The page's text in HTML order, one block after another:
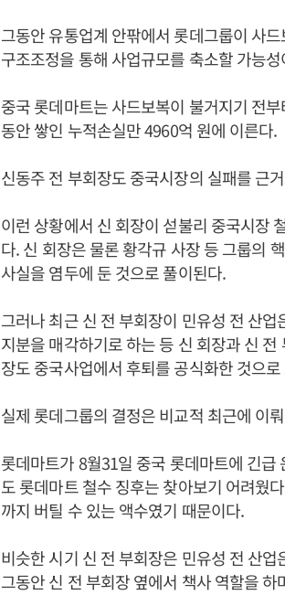
그동안 유통업계 안팎에서 롯데그룹이 사
구조조정을 통해 사업규모를 축소할 가능
중국 롯데마트는 사드보복이 불거지기 전
동안 쌓인 누적손실만 4960억 원에 이른다.
신동주 전 부회장도 중국시장의 실패를 근
이런 상황에서 신 회장이 섣불리 중국시장
다. 신 회장은 물론 황각규 사장 등 그룹의
사실을 염두에 둔 것으로 풀이된다.
그러나 최근 신 전 부회장이 민유성 전 산
지분을 매각하기로 하는 등 신 회장과 신
장도 중국사업에서 후퇴를 공식화한 것으
실제 롯데그룹의 결정은 비교적 최근에 이
롯데마트가 8월31일 중국 롯데마트에 긴
도 롯데마트 철수 징후는 찾아보기 어려웠
까지 버틸 수 있는 액수였기 때문이다.
비슷한 시기 신 전 부회장은 민유성 전 산
그동안 신 전 부회장 옆에서 책사 역할을